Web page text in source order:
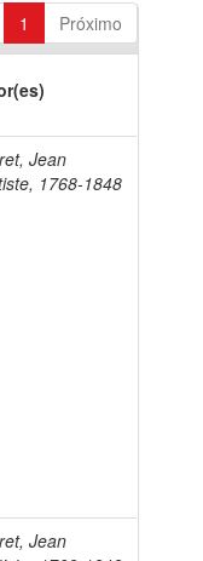
1 Próximo
Jean
1768-1848
Jean